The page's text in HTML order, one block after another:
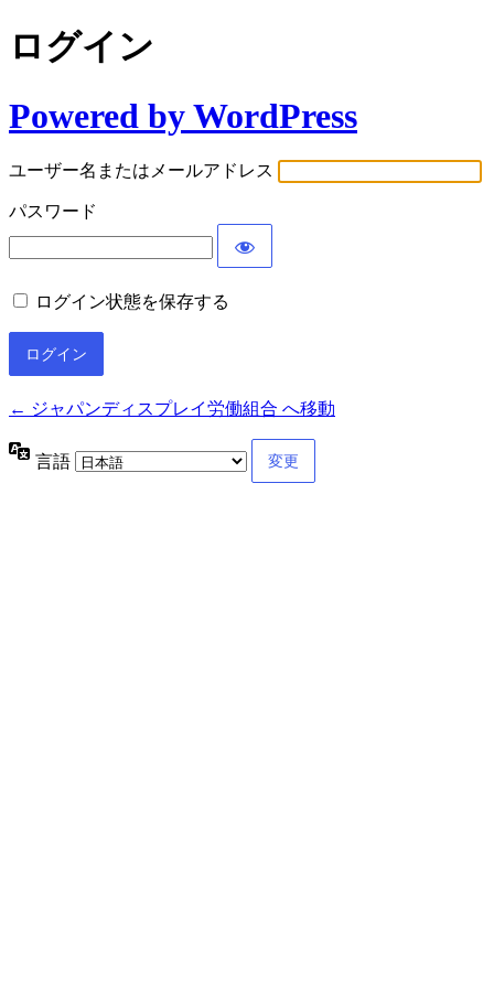
ログイン
Powered by WordPress
ユーザー名またはメールアドレス
パスワード
ログイン状態を保存する
← ジャパンディスプレイ労働組合 へ移動
言語